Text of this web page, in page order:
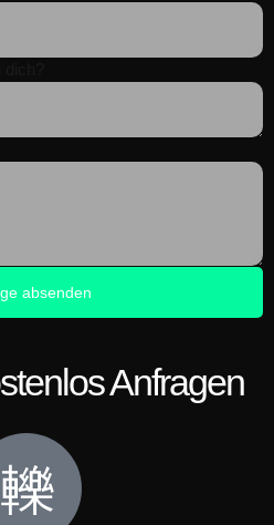
absenden
Anfragen